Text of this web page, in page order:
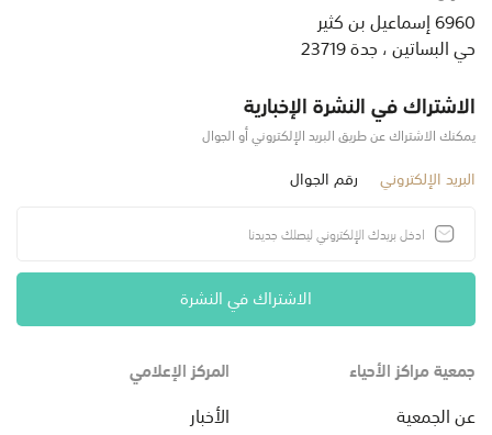
6960 إسماعيل بن كثير
حي البساتين ، جدة 23719
الاشتراك في النشرة الإخبارية
يمكنك الاشتراك عن طريق البريد الإلكتروني أو الجوال
البريد الإلكتروني رقم الجوال
الاشتراك في النشرة
جمعية مراكز الأحياء
عن الجمعية
المركز الإعلامي
الأخبار